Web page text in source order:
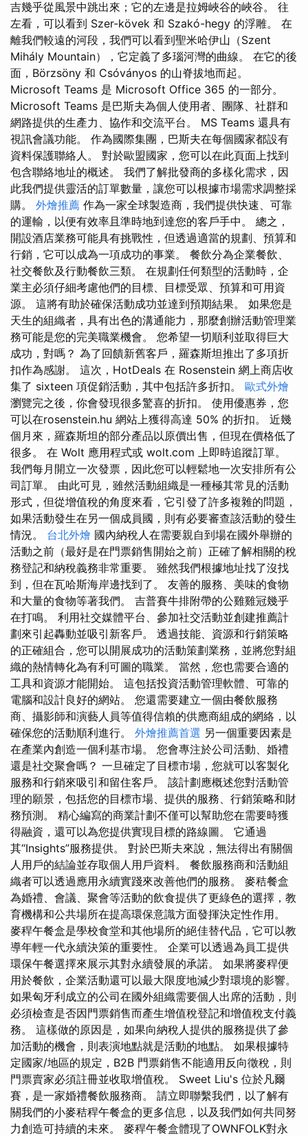
吉幾乎從風景中跳出來；它的左邊是拉姆峽谷的峽谷。 往
左看，可以看到 Szer-kövek 和 Szakó-hegy 的浮雕。 在
離我們較遠的河段，我們可以看到聖米哈伊山（Szent
Mihály Mountain），它定義了多瑙河灣的曲線。 在它的後
面，Börzsöny 和 Csóványos 的山脊拔地而起。
Microsoft Teams 是 Microsoft Office 365 的一部分。
Microsoft Teams 是巴斯夫為個人使用者、團隊、社群和
網路提供的生產力、協作和交流平台。 MS Teams 還具有
視訊會議功能。 作為國際集團，巴斯夫在每個國家都設有
資料保護聯絡人。 對於歐盟國家，您可以在此頁面上找到
包含聯絡地址的概述。 我們了解批發商的多樣化需求，因
此我們提供靈活的訂單數量，讓您可以根據市場需求調整採
購。 外燴推薦 作為一家全球製造商，我們提供快速、可靠
的運輸，以便有效率且準時地到達您的客戶手中。 總之，
開設酒店業務可能具有挑戰性，但透過適當的規劃、預算和
行銷，它可以成為一項成功的事業。 餐飲分為企業餐飲、
社交餐飲及行動餐飲三類。 在規劃任何類型的活動時，企
業主必須仔細考慮他們的目標、目標受眾、預算和可用資
源。 這將有助於確保活動成功並達到預期結果。 如果您是
天生的組織者，具有出色的溝通能力，那麼創辦活動管理業
務可能是您的完美職業機會。 您希望一切順利並取得巨大
成功，對嗎？ 為了回饋新舊客戶，羅森斯坦推出了多項折
扣作為感謝。 這次，HotDeals 在 Rosenstein 網上商店收
集了 sixteen 項促銷活動，其中包括許多折扣。 歐式外燴
瀏覽完之後，你會發現很多驚喜的折扣。 使用優惠券，您
可以在rosenstein.hu 網站上獲得高達 50% 的折扣。 近幾
個月來，羅森斯坦的部分產品以原價出售，但現在價格低了
很多。 在 Wolt 應用程式或 wolt.com 上即時追蹤訂單。
我們每月開立一次發票，因此您可以輕鬆地一次安排所有公
司訂單。 由此可見，雖然活動組織是一種極其常見的活動
形式，但從增值稅的角度來看，它引發了許多複雜的問題，
如果活動發生在另一個成員國，則有必要審查該活動的發生
情況。 台北外燴 國內納稅人在需要親自到場在國外舉辦的
活動之前（最好是在門票銷售開始之前）正確了解相關的稅
務登記和納稅義務非常重要。 雖然我們根據地址找了沒找
到，但在瓦哈斯海岸邊找到了。 友善的服務、美味的食物
和大量的食物等著我們。 吉普賽牛排附帶的公雞雞冠幾乎
在打鳴。 利用社交媒體平台、參加社交活動並創建推薦計
劃來引起轟動並吸引新客戶。 透過技能、資源和行銷策略
的正確組合，您可以開展成功的活動策劃業務，並將您對組
織的熱情轉化為有利可圖的職業。 當然，您也需要合適的
工具和資源才能開始。 這包括投資活動管理軟體、可靠的
電腦和設計良好的網站。 您還需要建立一個由餐飲服務
商、攝影師和演藝人員等值得信賴的供應商組成的網絡，以
確保您的活動順利進行。 外燴推薦首選 另一個重要因素是
在產業內創造一個利基市場。 您會專注於公司活動、婚禮
還是社交聚會嗎？ 一旦確定了目標市場，您就可以客製化
服務和行銷來吸引和留住客戶。 該計劃應概述您對活動管
理的願景，包括您的目標市場、提供的服務、行銷策略和財
務預測。 精心編寫的商業計劃不僅可以幫助您在需要時獲
得融資，還可以為您提供實現目標的路線圖。 它通過
其“Insights”服務提供。 對於巴斯夫來說，無法得出有關個
人用戶的結論並存取個人用戶資料。 餐飲服務商和活動組
織者可以透過應用永續實踐來改善他們的服務。 麥秸餐盒
為婚禮、會議、聚會等活動的飲食提供了更綠色的選擇，教
育機構和公共場所在提高環保意識方面發揮決定性作用。
麥稈午餐盒是學校食堂和其他場所的絕佳替代品，它可以教
導年輕一代永續決策的重要性。 企業可以透過為員工提供
環保午餐選擇來展示其對永續發展的承諾。 如果將麥稈便
用於餐飲，企業活動還可以最大限度地減少對環境的影響。
如果匈牙利成立的公司在國外組織需要個人出席的活動，則
必須檢查是否因門票銷售而產生增值稅登記和增值稅支付義
務。 這樣做的原因是，如果向納稅人提供的服務提供了參
加活動的機會，則表演地點就是活動的地點。 如果根據特
定國家/地區的規定，B2B 門票銷售不能適用反向徵稅，則
門票賣家必須註冊並收取增值稅。 Sweet Liu's 位於凡爾
賽，是一家婚禮餐飲服務商。 請立即聯繫我們，以了解有
關我們的小麥秸稈午餐盒的更多信息，以及我們如何共同努
力創造可持續的未來。 麥稈午餐盒體現了OWNFOLK對永